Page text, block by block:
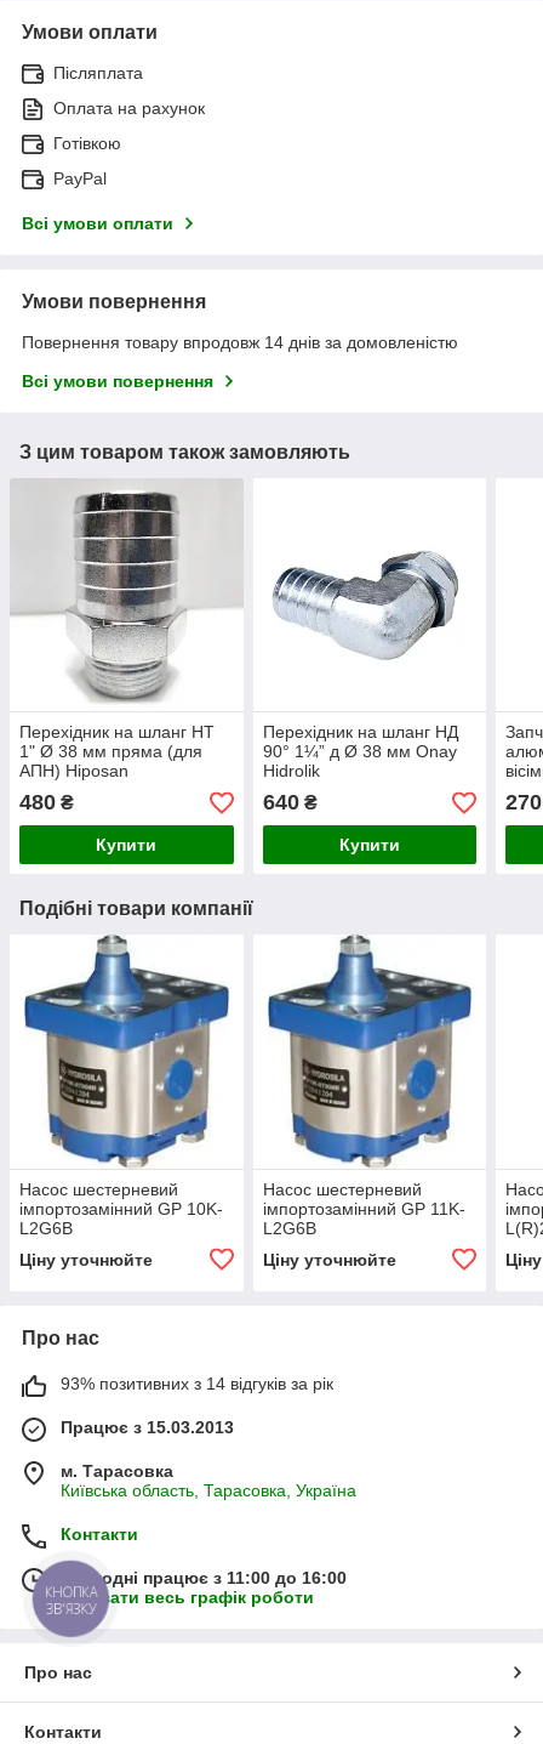
Умови оплати
Післяплата
Оплата на рахунок
Готівкою
PayPal
Всі умови оплати
Умови повернення
Повернення товару впродовж 14 днів за домовленістю
Всі умови повернення
З цим товаром також замовляють
Перехідник на шланг НТ
1" Ø 38 мм пряма (для
АПН) Hiposan
480 ₴
Купити
Перехідник на шланг НД
90° 1¼” д Ø 38 мм Onay
Hidrolik
640₴
Купити
270
Подібні товари компанії
Насос шестерневий
імпортозамінний GP 10K-
L2G6B
Ціну уточнюйте
Насос шестерневий
імпортозамінний GP 11K-
L2G6B
Ціну уточнюйте
Про нас
93% позитивних з 14 відгуків за рік
Працює з 15.03.2013
м. Тарасовка
Київська область, Тарасовка, Україна
Контакти
Сьогодні працює з 11:00 до 16:00
Показати весь графік роботи
Про нас
Контакти
КНОПКА
ЗВ'ЯЗКУ